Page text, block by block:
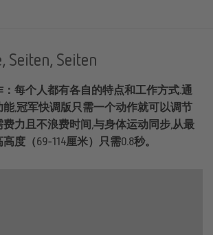
Seiten, Seiten
每个人都有各自的特点和工作方式.通
,冠军快调版只需一个动作就可以调节
力且不浪费时间,与身体运动同步,从最
度（69-114厘米）只需0.8秒。